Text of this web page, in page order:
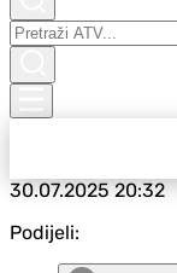
30.07.202520:32
Podijeli: